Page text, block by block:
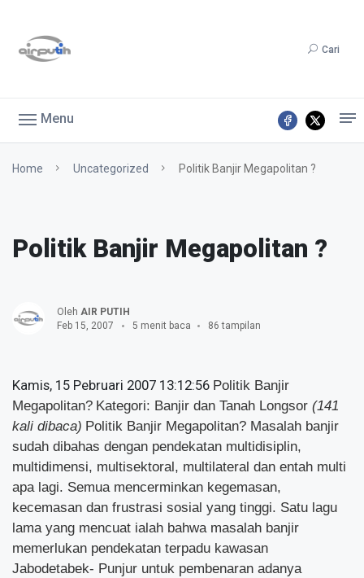
Cari
Menu
Home Uncategorized Politik Banjir Megapolitan ?
Politik Banjir Megapolitan ?
Oleh AIR PUTIH
Feb 15, 2007
5 menit baca 86 tampilan
Kamis, 15 Pebruari 2007 13:12:56 Politik Banjir
Megapolitan? Kategori: Banjir dan Tanah Longsor (141
kali dibaca) Politik Banjir Megapolitan? Masalah banjir
sudah dibahas dengan pendekatan multidisiplin,
multidimensi, multisektoral, multilateral dan entah multi
apa lagi. Semua mencerminkan kegemasan,
kecemasan dan frustrasi sosial yang tinggi. Satu lagu
lama yang mencuat ialah bahwa masalah banjir
memerlukan pendekatan terpadu kawasan
Jabodetabek- Punjur untuk pembenaran adanya